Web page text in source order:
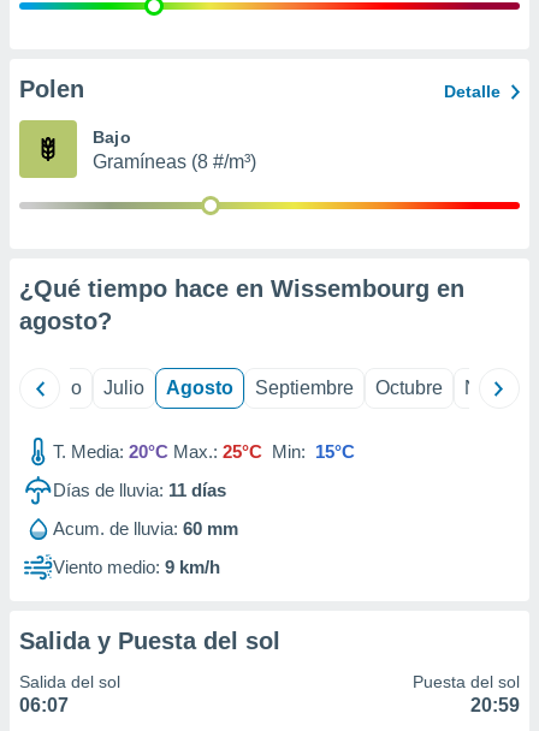
publicidad
de
Polen Detalle
Bajo
Gramíneas (8 #/m³)
¿Qué tiempo hace en Wissembourg en
agosto?
Junio Julio Agosto Septiembre Octubre
T. Media: 20°C Max.: 25°C Min: 15°C
Días de lluvia: 11 días
Acum. de lluvia: 60 mm
Viento medio: 9 km/h
Salida y Puesta del sol
Salida del sol
06:07
Puesta del sol
20:59